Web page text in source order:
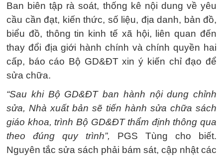
Ban biên tập rà soát, thống kê nội dung về yêu
cầu cần đạt, kiến thức, số liệu, địa danh, bản đồ,
biểu đồ, thông tin kinh tế xã hội, liên quan đến
thay đổi địa giới hành chính và chính quyền hai
cấp, báo cáo Bộ GD&ĐT xin ý kiến chỉ đạo để
sửa chữa.
“Sau khi Bộ GD&ĐT ban hành nội dung chỉnh
sửa, Nhà xuất bản sẽ tiến hành sửa chữa sách
giáo khoa, trình Bộ GD&ĐT thẩm định thông qua
theo đúng quy trình”, PGS Tùng cho biết.
Nguyên tắc sửa sách phải bám sát, cập nhật các